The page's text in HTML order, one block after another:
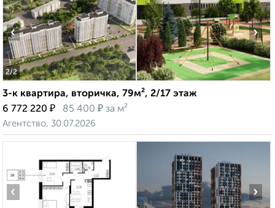
2/2
‹ ›
3-к квартира, вторичка, 79м², 2/17 этаж
6 772 220 ₽ 85 400 ₽ за м²
Агентство, 30.07.2026
‹ ›